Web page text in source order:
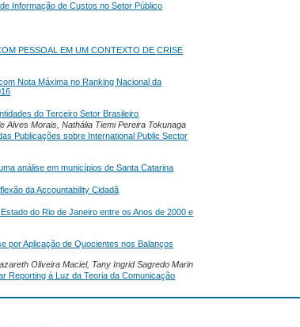
Informação de Custos no Setor Público
PESSOAL EM UM CONTEXTO DE CRISE
Nota Máxima no Ranking Nacional da
do Terceiro Setor Brasileiro
Alves Morais, Nathália Tiemi Pereira Tokunaga
Publicações sobre International Public Sector
análise em municípios de Santa Catarina
da Accountability Cidadã
do Rio de Janeiro entre os Anos de 2000 e
por Aplicação de Quocientes nos Balanços
Oliveira Maciel, Tany Ingrid Sagredo Marin
Reporting à Luz da Teoria da Comunicação